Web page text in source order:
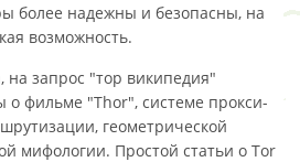
более надежны и безопасны, на
возможность.
на запрос "тор википедия"
о фильме "Thor", системе прокси-
геометрической
мифологии. Простой статьи о Tor